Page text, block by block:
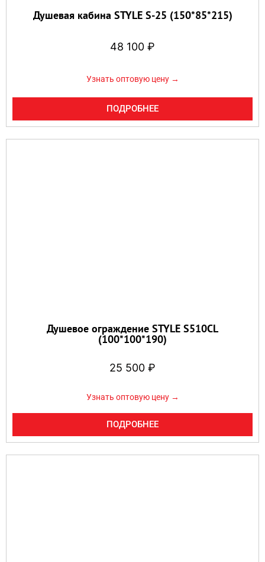
Душевая кабина STYLE S-25 (150*85*215)
48 100 ₽
Узнать оптовую цену →
ПОДРОБНЕЕ
Душевое ограждение STYLE S510CL
(100*100*190)
25 500 ₽
Узнать оптовую цену →
ПОДРОБНЕЕ